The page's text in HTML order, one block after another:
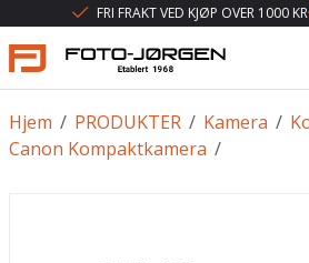
FRI FRAKT VED KJØP OVER 1000 KR
/
Hjem /
PRODUKTER /
Kamera
/
Canon Kompaktkamera